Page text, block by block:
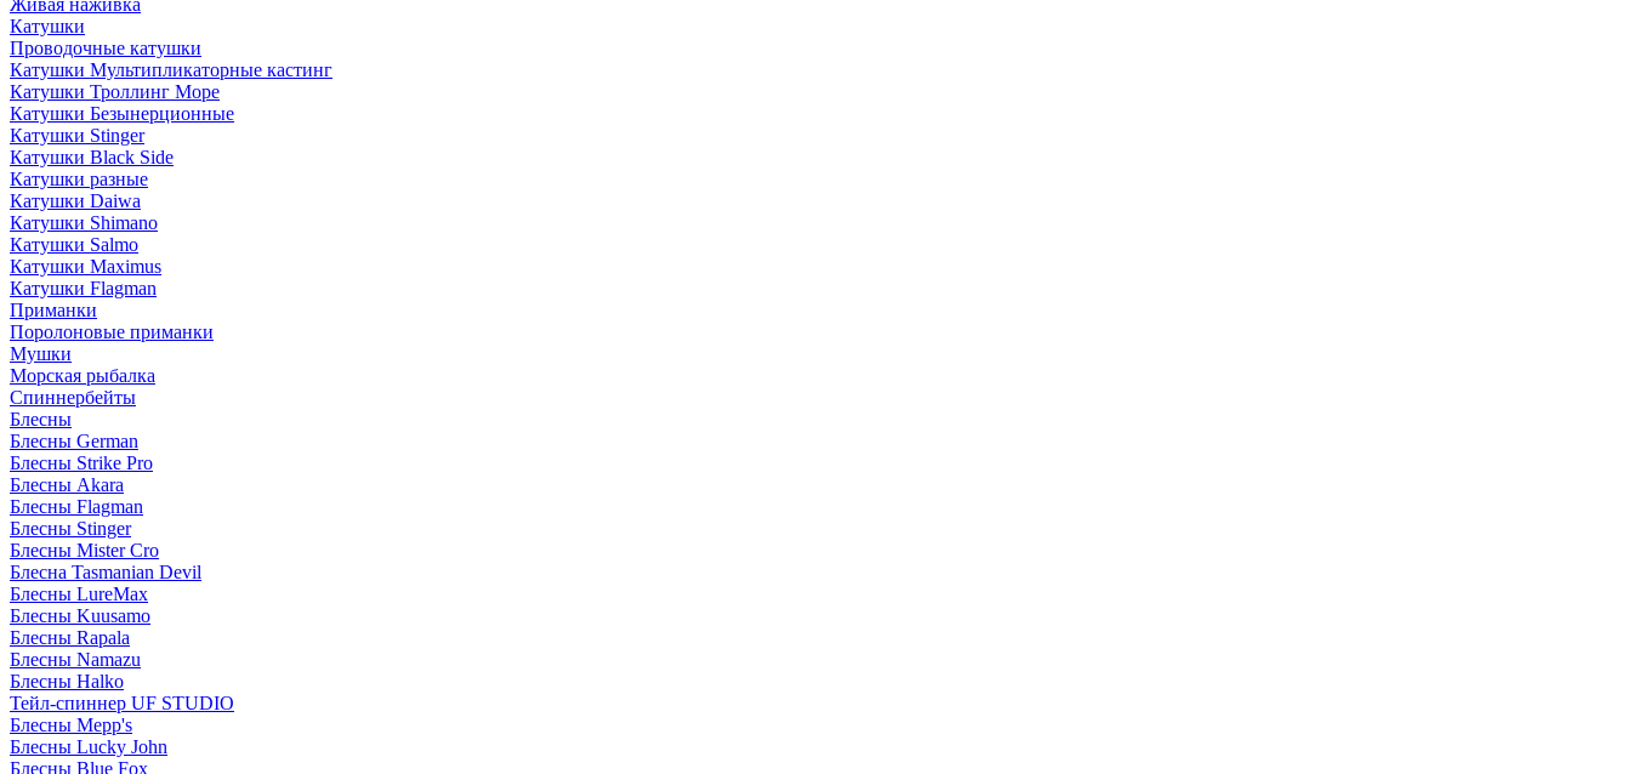
Живая наживка
Катушки
Проводочные катушки
Катушки Мультипликаторные кастинг
Катушки Троллинг Море
Катушки Безынерционные
Катушки Stinger
Катушки Black Side
Катушки разные
Катушки Daiwa
Катушки Shimano
Катушки Salmo
Катушки Maximus
Катушки Flagman
Приманки
Поролоновые приманки
Мушки
Морская рыбалка
Спиннербейты
Блесны
Блесны German
Блесны Strike Pro
Блесны Akara
Блесны Flagman
Блесны Stinger
Блесны Mister Cro
Блесна Tasmanian Devil
Блесны LureMax
Блесны Kuusamo
Блесны Rapala
Блесны Namazu
Блесны Halko
Тейл-спиннер UF STUDIO
Блесны Mepp's
Блесны Lucky John
Блесны Blue Fox